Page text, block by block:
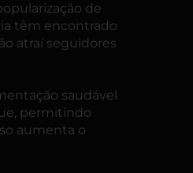
de
têm encontrado
atraí seguidores
saudável
permitindo
aumenta o